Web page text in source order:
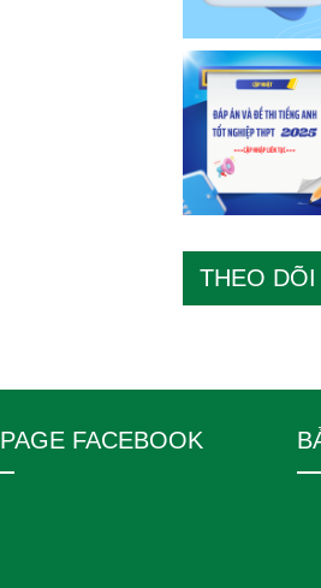
THEO
FACEBOOK